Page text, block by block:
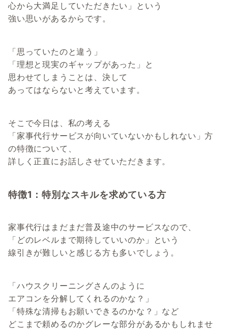
心から大満足していただきたい」という
強い思いがあるからです。
「思っていたのと違う」
「理想と現実のギャップがあった」と
思わせてしまうことは、決して
あってはならないと考えています。
そこで今日は、私の考える
「家事代行サービスが向いていないかもしれない」方
の特徴について、
詳しく正直にお話しさせていただきます。
特徴1：特別なスキルを求めている方
家事代行はまだまだ普及途中のサービスなので、
「どのレベルまで期待していいのか」という
線引きが難しいと感じる方も多いでしょう。
「ハウスクリーニングさんのように
エアコンを分解してくれるのかな？」
「特殊な清掃もお願いできるのかな？」など
どこまで頼めるのかグレーな部分があるかもしれませ